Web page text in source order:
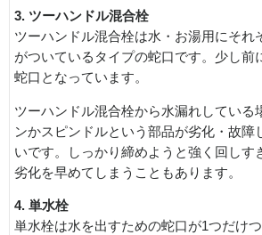
3. ツーハンドル混合栓
ツーハンドル混合栓は水・お湯用にそれ
がついているタイプの蛇口です。少し前
蛇口となっています。
ツーハンドル混合栓から水漏れしている
ンかスピンドルという部品が劣化・故障
いです。しっかり締めようと強く回しす
劣化を早めてしまうこともあります。
4. 単水栓
単水栓は水を出すための蛇口が1つだけ